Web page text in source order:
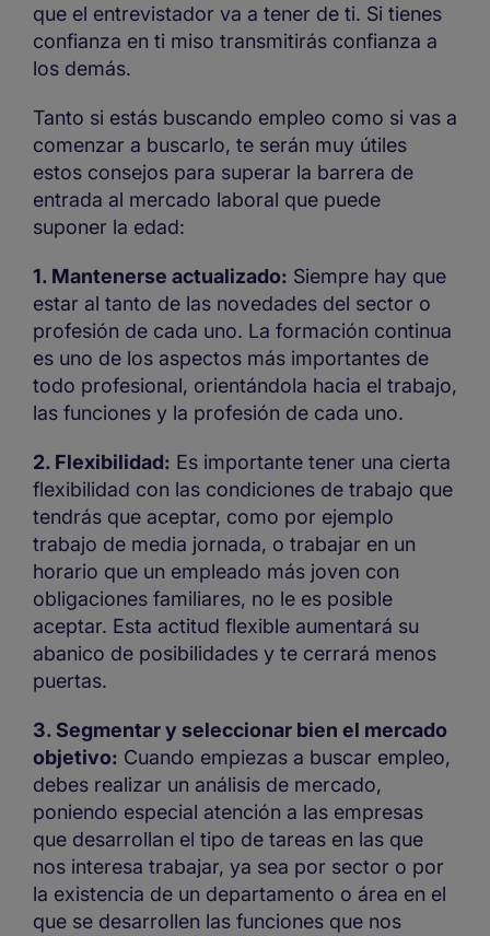
que el entrevistador va a tener de ti. Si tienes
confianza en ti miso transmitirás confianza a
los demás.
Tanto si estás buscando empleo como si vas a
comenzar a buscarlo, te serán muy útiles
estos consejos para superar la barrera de
entrada al mercado laboral que puede
suponer la edad:
1. Mantenerse actualizado: Siempre hay que
estar al tanto de las novedades del sector o
profesión de cada uno. La formación continua
es uno de los aspectos más importantes de
todo profesional, orientándola hacia el trabajo,
las funciones y la profesión de cada uno.
2. Flexibilidad: Es importante tener una cierta
flexibilidad con las condiciones de trabajo que
tendrás que aceptar, como por ejemplo
trabajo de media jornada, o trabajar en un
horario que un empleado más joven con
obligaciones familiares, no le es posible
aceptar. Esta actitud flexible aumentará su
abanico de posibilidades y te cerrará menos
puertas.
3. Segmentar y seleccionar bien el mercado
objetivo: Cuando empiezas a buscar empleo,
debes realizar un análisis de mercado,
poniendo especial atención a las empresas
que desarrollan el tipo de tareas en las que
nos interesa trabajar, ya sea por sector o por
la existencia de un departamento o área en el
que se desarrollen las funciones que nos